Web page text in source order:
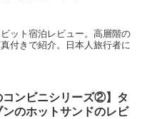
ット宿泊レビュー。高層階の
付きで紹介。日本人旅行者に
コンビニシリーズ②】タ
ンのホットサンドのレビ